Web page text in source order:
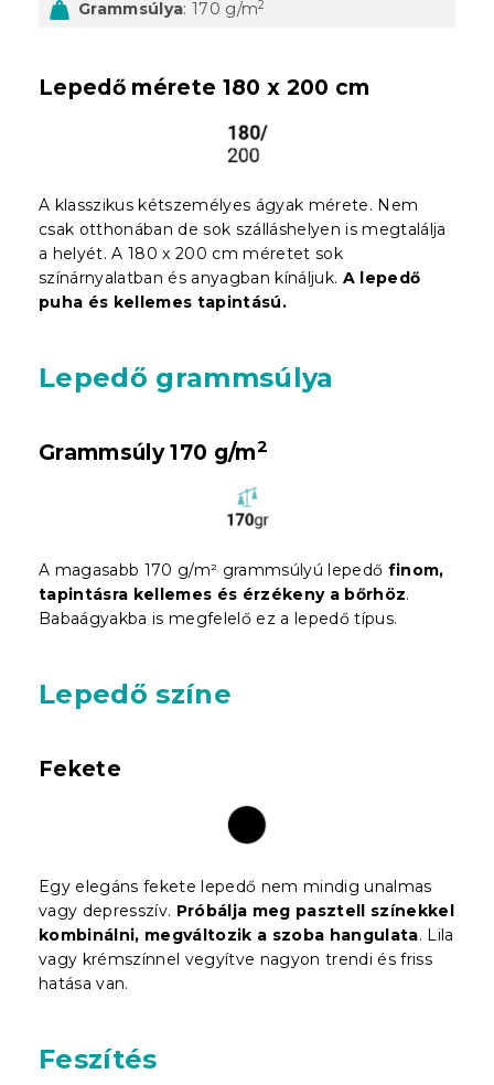
Grammsúlya: 170 g/m2
Lepedő mérete 180 x 200 cm
A klasszikus kétszemélyes ágyak mérete. Nem
csak otthonában de sok szálláshelyen is megtalálja
a helyét. A 180 x 200 cm méretet sok
színárnyalatban és anyagban kínáljuk. A lepedő
puha és kellemes tapintású.
Lepedő grammsúlya
Grammsúly 170 g/m2
A magasabb 170 g/m² grammsúlyú lepedő finom,
tapintásra kellemes és érzékeny a bőrhöz.
Babaágyakba is megfelelő ez a lepedő típus.
Lepedő színe
Fekete
Egy elegáns fekete lepedő nem mindig unalmas
vagy depresszív. Próbálja meg pasztell színekkel
kombinálni, megváltozik a szoba hangulata. Lila
vagy krémszínnel vegyítve nagyon trendi és friss
hatása van.
Feszítés